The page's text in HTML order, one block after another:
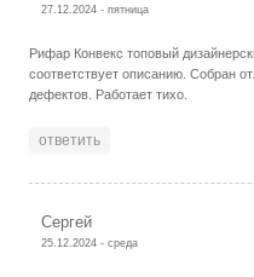
27.12.2024 - пятница
Рифар Конвекс топовый
соответствует описанию. Собран
дефектов. Работает тихо.
ответить
Сергей
25.12.2024 - среда